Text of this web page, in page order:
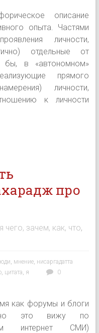
описание
опыта. Частями
личности,
отдельные от
бы, в «автономном»
прямого
личности,
к личности
про
чего, зачем, как, что,
, мнение, нисаргадатта
, цитата, я
0
как форумы и блоги
это вижу по
интернет СМИ)